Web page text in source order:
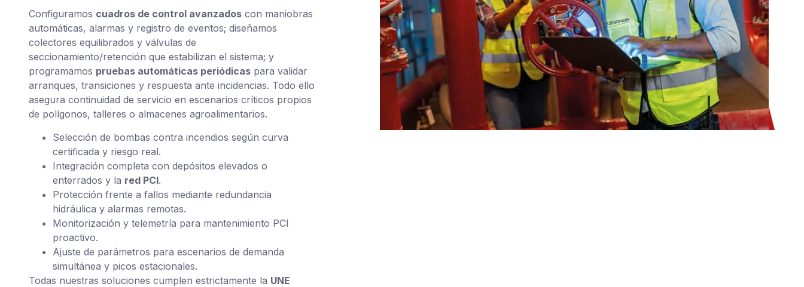
Configuramos cuadros de control avanzados con maniobras
automáticas, alarmas y registro de eventos; diseñamos
colectores equilibrados y válvulas de
seccionamiento/retención que estabilizan el sistema; y
programamos pruebas automáticas periódicas para validar
arranques, transiciones y respuesta ante incidencias. Todo ello
asegura continuidad de servicio en escenarios críticos propios
de polígonos, talleres o almacenes agroalimentarios.
Selección de bombas contra incendios según curva
certificada y riesgo real.
Integración completa con depósitos elevados o
enterrados y la red PCI.
Protección frente a fallos mediante redundancia
hidráulica y alarmas remotas.
Monitorización y telemetría para mantenimiento PCI
proactivo.
Ajuste de parámetros para escenarios de demanda
simultánea y picos estacionales.
Todas nuestras soluciones cumplen estrictamente la UNE